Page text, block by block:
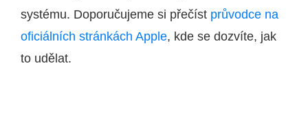
systému. Doporučujeme si přečíst průvodce na
oficiálních stránkách Apple, kde se dozvíte, jak
to udělat.